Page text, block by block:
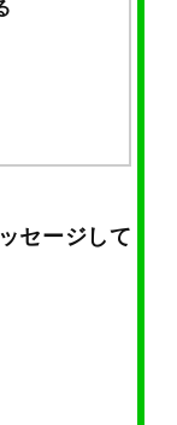
セージして